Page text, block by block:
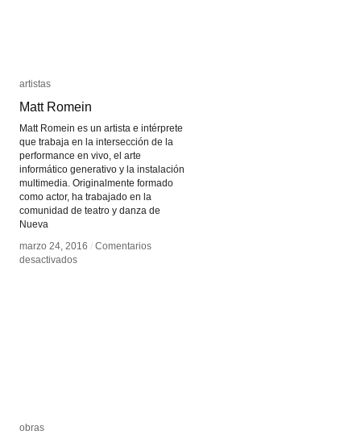
artistas
Matt Romein
Matt Romein es un artista e intérprete
que trabaja en la intersección de la
performance en vivo, el arte
informático generativo y la instalación
multimedia. Originalmente formado
como actor, ha trabajado en la
comunidad de teatro y danza de
Nueva
marzo 24, 2016 / Comentarios
desactivadosen
artistas
Matt Romein
marzo 24, 2016 / Comentarios
desactivadosen
obras
obras